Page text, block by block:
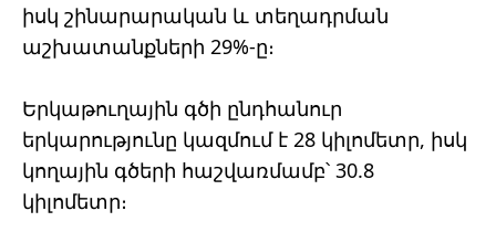
իսկ շինարարական և տեղադրման
աշխատանքների 29%-ը։
Երկաթուղային գծի ընդհանուր
երկարությունը կազմում է 28 կիլոմետր, իսկ
կողային գծերի հաշվառմամբ՝ 30.8
կիլոմետր։